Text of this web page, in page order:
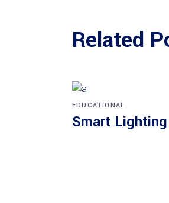
Related
EDUCATIONAL
Smart Lighting